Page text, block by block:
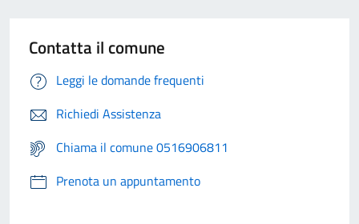
Contatta il comune
Leggi le domande frequenti
Richiedi Assistenza
Chiama il comune 0516906811
Prenota un appuntamento